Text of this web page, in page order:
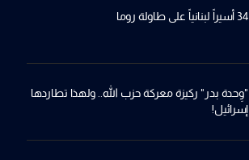
34 أسيراً لبنانياً على طاولة روما
"وِحدة بدر" ركيزة معركة حزب الله.. ولهذا تطاردها
إسرائيل!